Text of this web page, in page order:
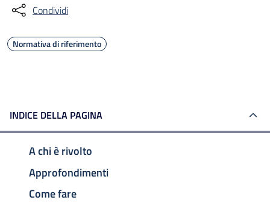
Condividi
Normativa di riferimento
INDICE DELLA PAGINA
A chi è rivolto
Approfondimenti
Come fare